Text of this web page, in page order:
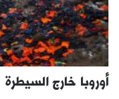
أوروبا خارج السيطرة